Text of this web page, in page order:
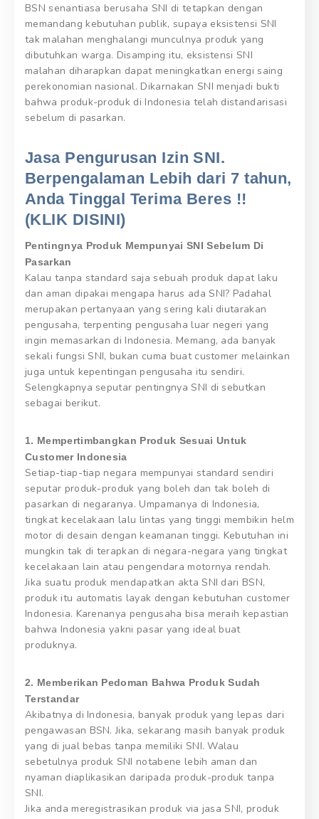
BSN senantiasa berusaha SNI di tetapkan dengan
memandang kebutuhan publik, supaya eksistensi SNI
tak malahan menghalangi munculnya produk yang
dibutuhkan warga. Disamping itu, eksistensi SNI
malahan diharapkan dapat meningkatkan energi saing
perekonomian nasional. Dikarnakan SNI menjadi bukti
bahwa produk-produk di Indonesia telah distandarisasi
sebelum di pasarkan.
Jasa Pengurusan Izin SNI.
Berpengalaman Lebih dari 7 tahun,
Anda Tinggal Terima Beres !!
(KLIK DISINI)
Pentingnya Produk Mempunyai SNI Sebelum Di
Pasarkan
Kalau tanpa standard saja sebuah produk dapat laku
dan aman dipakai mengapa harus ada SNI? Padahal
merupakan pertanyaan yang sering kali diutarakan
pengusaha, terpenting pengusaha luar negeri yang
ingin memasarkan di Indonesia. Memang, ada banyak
sekali fungsi SNI, bukan cuma buat customer melainkan
juga untuk kepentingan pengusaha itu sendiri.
Selengkapnya seputar pentingnya SNI di sebutkan
sebagai berikut.
1. Mempertimbangkan Produk Sesuai Untuk
Customer Indonesia
Setiap-tiap-tiap negara mempunyai standard sendiri
seputar produk-produk yang boleh dan tak boleh di
pasarkan di negaranya. Umpamanya di Indonesia,
tingkat kecelakaan lalu lintas yang tinggi membikin helm
motor di desain dengan keamanan tinggi. Kebutuhan ini
mungkin tak di terapkan di negara-negara yang tingkat
kecelakaan lain atau pengendara motornya rendah.
Jika suatu produk mendapatkan akta SNI dari BSN,
produk itu automatis layak dengan kebutuhan customer
Indonesia. Karenanya pengusaha bisa meraih kepastian
bahwa Indonesia yakni pasar yang ideal buat
produknya.
2. Memberikan Pedoman Bahwa Produk Sudah
Terstandar
Akibatnya di Indonesia, banyak produk yang lepas dari
pengawasan BSN. Jika, sekarang masih banyak produk
yang di jual bebas tanpa memiliki SNI. Walau
sebetulnya produk SNI notabene lebih aman dan
nyaman diaplikasikan daripada produk-produk tanpa
SNI.
Jika anda meregistrasikan produk via jasa SNI, produk